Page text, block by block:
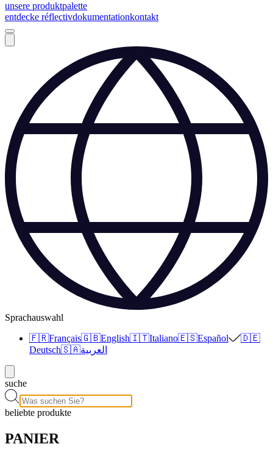
unsere produktpalette
entdecke réflectivdokumentationkontakt
Sprachauswahl
🇫🇷Français🇬🇧English🇮🇹Italiano🇪🇸Español
🇩🇪
Deutsch🇸🇦العربية
suche
beliebte produkte
PANIER